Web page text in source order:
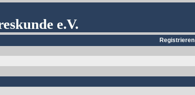
e.V.
Registrieren